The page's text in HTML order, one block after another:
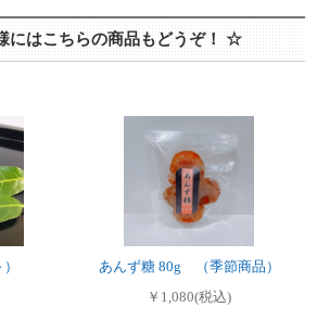
にはこちらの商品もどうぞ！ ☆
あんず糖 80g （季節商品）
￥1,080(税込)